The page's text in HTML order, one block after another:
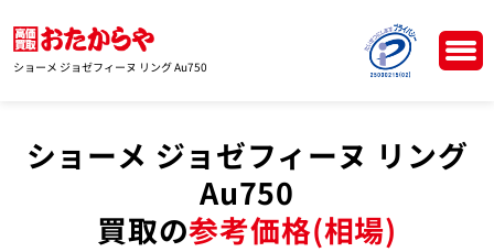
ショーメ ジョゼフィーヌ リング Au750
ショーメ ジョゼフィーヌ リング
Au750
買取の参考価格(相場)